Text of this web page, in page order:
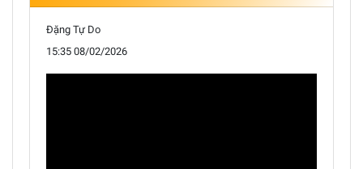
Đặng Tự Do
15:35 08/02/2026